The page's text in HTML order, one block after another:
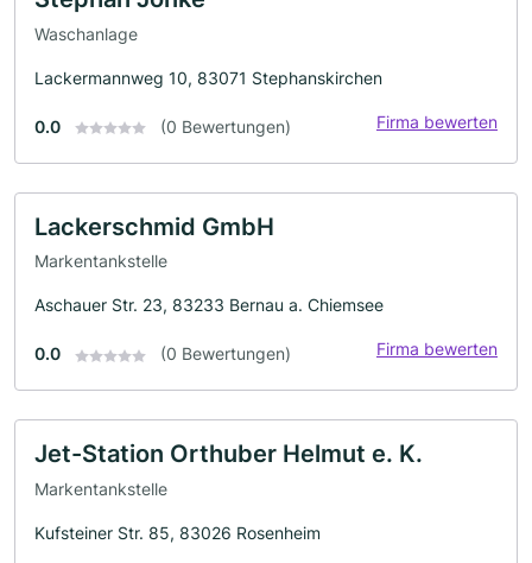
Waschanlage
Lackermannweg 10, 83071 Stephanskirchen
0.0 (0 Bewertungen) Firma bewerten
Lackerschmid GmbH
Markentankstelle
Aschauer Str. 23, 83233 Bernau a. Chiemsee
0.0 (0 Bewertungen) Firma bewerten
Jet-Station Orthuber Helmut e. K.
Markentankstelle
Kufsteiner Str. 85, 83026 Rosenheim